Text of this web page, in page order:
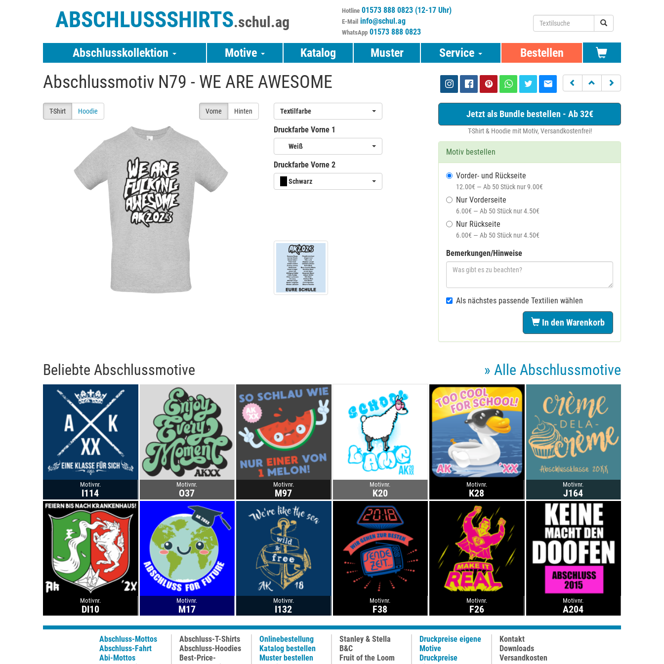
ABSCHLUSSSHIRTS.schul.ag
Hotline 01573 888 0823 (12-17 Uhr)
E-Mail info@schul.ag
WhatsApp 01573 888 0823
Abschlusskollektion Motive Katalog Muster Service Bestellen
Abschlussmotiv N79 - WE ARE AWESOME
T-Shirt Hoodie Vorne Hinten Textilfarbe
Druckfarbe Vorne 1
Weiß
Druckfarbe Vorne 2
Schwarz
Jetzt als Bundle bestellen - Ab 32€
T-Shirt & Hoodie mit Motiv, Versandkostenfrei!
Motiv bestellen
Vorder- und Rückseite
12.00€ — Ab 50 Stück nur 9.00€
Nur Vorderseite
6.00€ — Ab 50 Stück nur 4.50€
Nur Rückseite
6.00€ — Ab 50 Stück nur 4.50€
Bemerkungen/Hinweise
Als nächstes passende Textilien wählen
In den Warenkorb
Beliebte Abschlussmotive » Alle Abschlussmotive
Motivnr.
I114
Motivnr.
O37
Motivnr.
M97
Motivnr.
K20
Motivnr.
K28
Motivnr.
J164
Motivnr.
DI10
Motivnr.
M17
Motivnr.
I132
Motivnr.
F38
Motivnr.
F26
Motivnr.
A204
Abschluss-Mottos
Abschluss-Fahrt
Abi-Mottos
Abschluss-T-Shirts
Abschluss-Hoodies
Best-Price-
Onlinebestellung
Katalog bestellen
Muster bestellen
Stanley & Stella
B&C
Fruit of the Loom
Druckpreise eigene
Motive
Druckpreise
Kontakt
Downloads
Versandkosten